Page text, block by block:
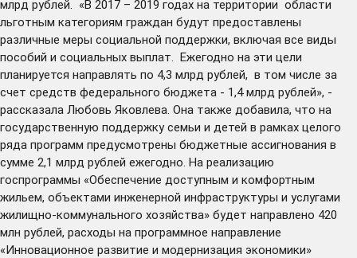
млрд рублей. «В 2017 – 2019 годах на территории области
льготным категориям граждан будут предоставлены
различные меры социальной поддержки, включая все виды
пособий и социальных выплат. Ежегодно на эти цели
планируется направлять по 4,3 млрд рублей, в том числе за
счет средств федерального бюджета - 1,4 млрд рублей», -
рассказала Любовь Яковлева. Она также добавила, что на
государственную поддержку семьи и детей в рамках целого
ряда программ предусмотрены бюджетные ассигнования в
сумме 2,1 млрд рублей ежегодно. На реализацию
госпрограммы «Обеспечение доступным и комфортным
жильем, объектами инженерной инфраструктуры и услугами
жилищно-коммунального хозяйства» будет направлено 420
млн рублей, расходы на программное направление
«Инновационное развитие и модернизация экономики»